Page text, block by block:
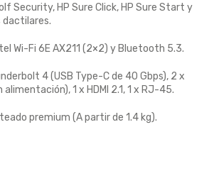
Security, HP Sure Click, HP Sure Start y
dactilares.
Wi-Fi 6E AX211 (2×2) y Bluetooth 5.3.
4 (USB Type-C de 40 Gbps), 2 x
alimentación), 1 x HDMI 2.1, 1 x RJ-45.
premium (A partir de 1.4 kg).